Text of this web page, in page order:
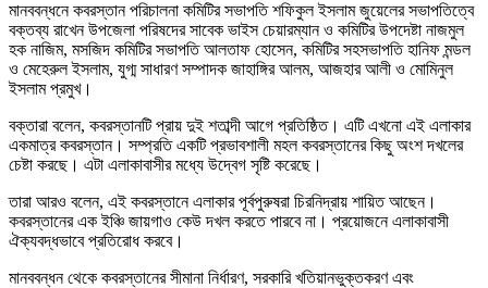
মানববন্ধনে কবরস্তান পরিচালনা কমিটির সভাপতি শফিকুল ইসলাম জুয়েলের সভাপতিত্বে
বক্তব্য রাখেন উপজেলা পরিষদের সাবেক ভাইস চেয়ারম্যান ও কমিটির উপদেষ্টা নাজমুল
হক নাজিম, মসজিদ কমিটির সভাপতি আলতাফ হোসেন, কমিটির সহসভাপতি হানিফ মন্ডল
ও মেহেরুল ইসলাম, যুগ্ম সাধারণ সম্পাদক জাহাঙ্গির আলম, আজহার আলী ও মোমিনুল
ইসলাম প্রমুখ।
বক্তারা বলেন, কবরস্তানটি প্রায় দুই শতাব্দী আগে প্রতিষ্ঠিত। এটি এখনো এই এলাকার
একমাত্র কবরস্তান। সম্প্রতি একটি প্রভাবশালী মহল কবরস্তানের কিছু অংশ দখলের
চেষ্টা করছে। এটা এলাকাবাসীর মধ্যে উদ্বেগ সৃষ্টি করেছে।
তারা আরও বলেন, এই কবরস্তানে এলাকার পূর্বপুরুষরা চিরনিদ্রায় শায়িত আছেন।
কবরস্তানের এক ইঞ্চি জায়গাও কেউ দখল করতে পারবে না। প্রয়োজনে এলাকাবাসী
ঐক্যবদ্ধভাবে প্রতিরোধ করবে।
মানববন্ধন থেকে কবরস্তানের সীমানা নির্ধারণ, সরকারি খতিয়ানভুক্তকরণ এবং